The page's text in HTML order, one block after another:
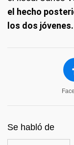
el hecho
los dos jóvenes.
Se habló de